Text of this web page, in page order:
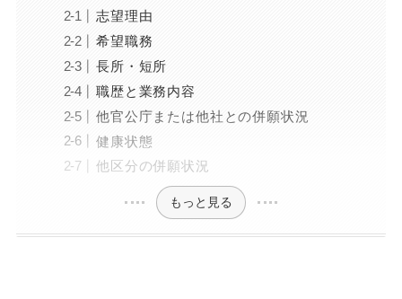
志望理由
希望職務
長所・短所
職歴と業務内容
他官公庁または他社との併願状況
健康状態
他区分の併願状況
もっと見る